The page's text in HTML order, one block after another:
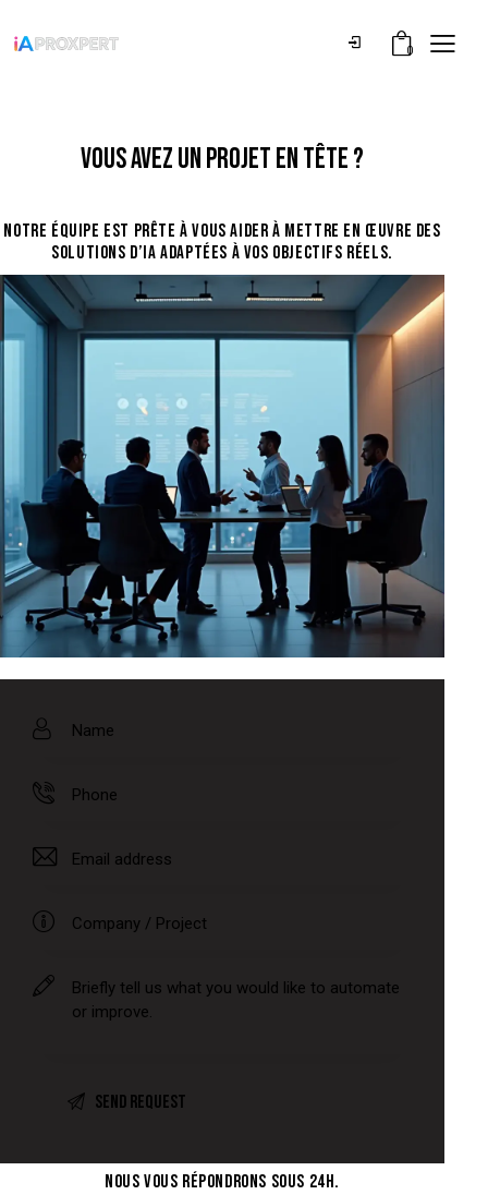
0
VOUS AVEZ UN PROJET EN TÊTE ?
NOTRE ÉQUIPE EST PRÊTE À VOUS AIDER À METTRE EN ŒUVRE DES
SOLUTIONS D’IA ADAPTÉES À VOS OBJECTIFS RÉELS.
NOUS VOUS RÉPONDRONS SOUS 24H.